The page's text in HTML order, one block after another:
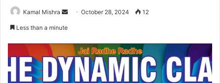
Kamal Mishra
SendOctober 28, 2024 12
Less than a minute